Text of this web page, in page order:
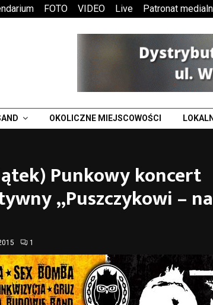
FOTO VIDEO Live Patronat
OKOLICZNE MIEJSCOWOŚCI
Punkowy koncert
„Puszczykowi –
1